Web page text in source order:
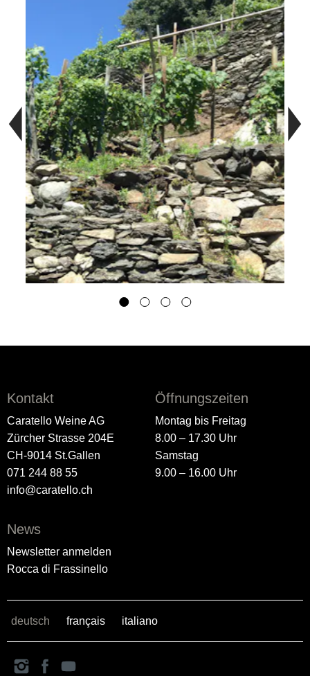
Kontakt
Caratello Weine AG
Zürcher Strasse 204E
CH-9014 St.Gallen
071 244 88 55
info@caratello.ch
Öffnungszeiten
Montag bis Freitag
8.00 – 17.30 Uhr
Samstag
9.00 – 16.00 Uhr
News
Newsletter anmelden
Rocca di Frassinello
deutsch français italiano